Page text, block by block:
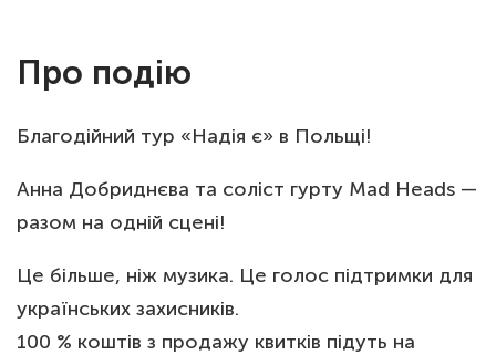
Про подію
Благодійний тур «Надія є» в Польщі!
Анна Добриднєва та соліст гурту Mad Heads —
разом на одній сцені!
Це більше, ніж музика. Це голос підтримки для
українських захисників.
100 % коштів з продажу квитків підуть на